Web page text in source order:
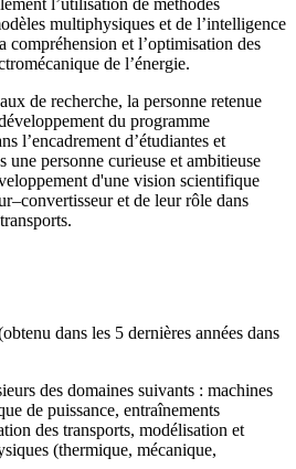
l’utilisation de méthodes
multiphysiques et de l’intelligence
compréhension et l’optimisation des
de l’énergie.
de recherche, la personne retenue
du programme
l’encadrement d’étudiantes et
une personne curieuse et ambitieuse
d'une vision scientifique
et de leur rôle dans
dans les 5 dernières années dans
des domaines suivants : machines
de puissance, entraînements
des transports, modélisation et
(thermique, mécanique,